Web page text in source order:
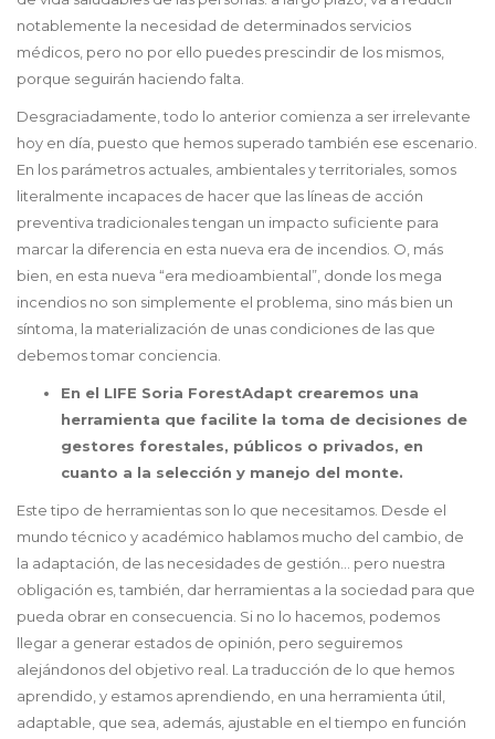
notablemente la necesidad de determinados servicios
médicos, pero no por ello puedes prescindir de los mismos,
porque seguirán haciendo falta.
Desgraciadamente, todo lo anterior comienza a ser irrelevante
hoy en día, puesto que hemos superado también ese escenario.
En los parámetros actuales, ambientales y territoriales, somos
literalmente incapaces de hacer que las líneas de acción
preventiva tradicionales tengan un impacto suficiente para
marcar la diferencia en esta nueva era de incendios. O, más
bien, en esta nueva “era medioambiental”, donde los mega
incendios no son simplemente el problema, sino más bien un
síntoma, la materialización de unas condiciones de las que
debemos tomar conciencia.
En el LIFE Soria ForestAdapt crearemos una
herramienta que facilite la toma de decisiones de
gestores forestales, públicos o privados, en
cuanto a la selección y manejo del monte.
Este tipo de herramientas son lo que necesitamos. Desde el
mundo técnico y académico hablamos mucho del cambio, de
la adaptación, de las necesidades de gestión… pero nuestra
obligación es, también, dar herramientas a la sociedad para que
pueda obrar en consecuencia. Si no lo hacemos, podemos
llegar a generar estados de opinión, pero seguiremos
alejándonos del objetivo real. La traducción de lo que hemos
aprendido, y estamos aprendiendo, en una herramienta útil,
adaptable, que sea, además, ajustable en el tiempo en función